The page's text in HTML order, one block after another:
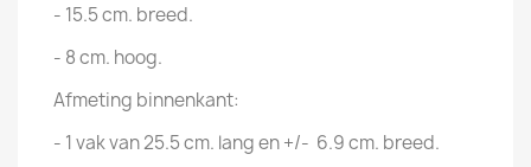
- 15.5 cm. breed.
- 8 cm. hoog.
Afmeting binnenkant:
- 1 vak van 25.5 cm. lang en +/- 6.9 cm. breed.